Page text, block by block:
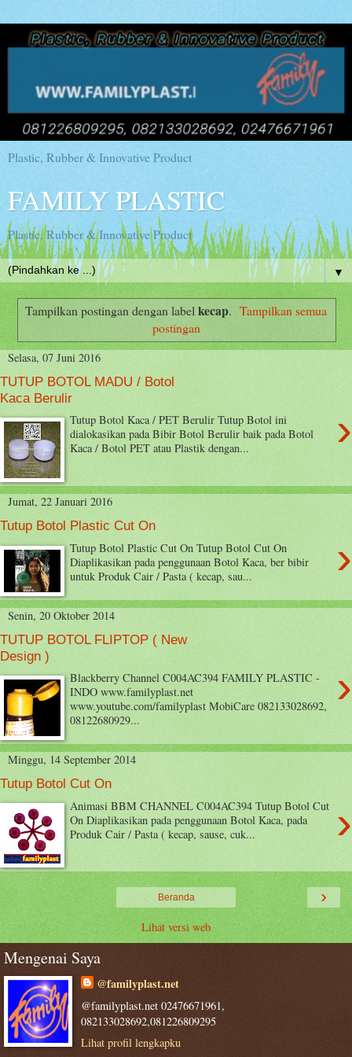
Plastic, Rubber & Innovative Product
FAMILY PLASTIC
Plastic, Rubber & Innovative Product
▼
Tampilkan postingan dengan label kecap. Tampilkan semua
postingan
Selasa, 07 Juni 2016
TUTUP BOTOL MADU / Botol
Kaca Berulir
›
Tutup Botol Kaca / PET Berulir Tutup Botol ini
dialokasikan pada Bibir Botol Berulir baik pada Botol
Kaca / Botol PET atau Plastik dengan...
Jumat, 22 Januari 2016
Tutup Botol Plastic Cut On
›
Tutup Botol Plastic Cut On Tutup Botol Cut On
Diaplikasikan pada penggunaan Botol Kaca, ber bibir
untuk Produk Cair / Pasta ( kecap, sau...
Senin, 20 Oktober 2014
TUTUP BOTOL FLIPTOP ( New
Design )
›
Blackberry Channel C004AC394 FAMILY PLASTIC -
INDO www.familyplast.net
www.youtube.com/familyplast MobiCare 082133028692,
08122680929...
Minggu, 14 September 2014
Tutup Botol Cut On
›
Animasi BBM CHANNEL C004AC394 Tutup Botol Cut
On Diaplikasikan pada penggunaan Botol Kaca, pada
Produk Cair / Pasta ( kecap, sause, cuk...
›
Beranda
Lihat versi web
Mengenai Saya
@familyplast.net
@familyplast.net 02476671961,
082133028692,081226809295
Lihat profil lengkapku